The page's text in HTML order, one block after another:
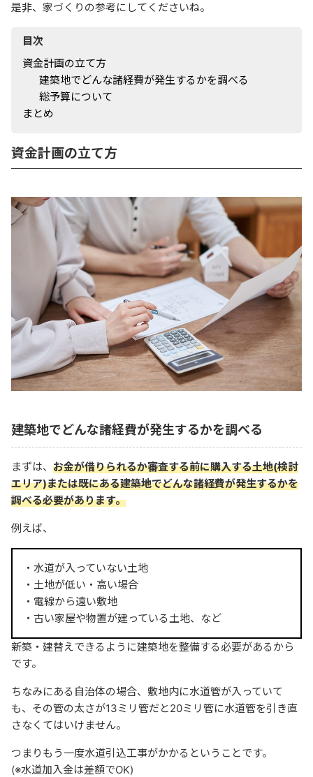
是非、家づくりの参考にしてくださいね。
目次
資金計画の立て方
建築地でどんな諸経費が発生するかを調べる
総予算について
まとめ
資金計画の立て方
建築地でどんな諸経費が発生するかを調べる
まずは、 お金が借りられるか審査する前に購入する土地(検討
エリア)または既にある建築地でどんな諸経費が発生するかを
調べる必要があります。
例えば、
・水道が入っていない土地
・土地が低い・高い場合
・電線から遠い敷地
・古い家屋や物置が建っている土地、など
新築・建替えできるように建築地を整備する必要があるから
です。
ちなみにある自治体の場合、敷地内に水道管が入っていて
も、その管の太さが13ミリ管だと20ミリ管に水道管を引き直
さなくてはいけません。
つまりもう一度水道引込工事がかかるということです。
(※水道加入金は差額でOK)